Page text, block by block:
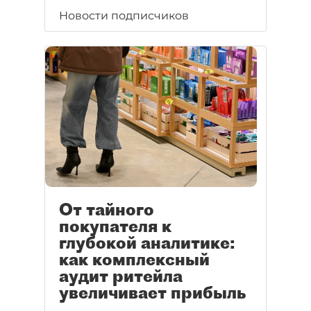
Новости подписчиков
От тайного
покупателя к
глубокой аналитике:
как комплексный
аудит ритейла
увеличивает прибыль